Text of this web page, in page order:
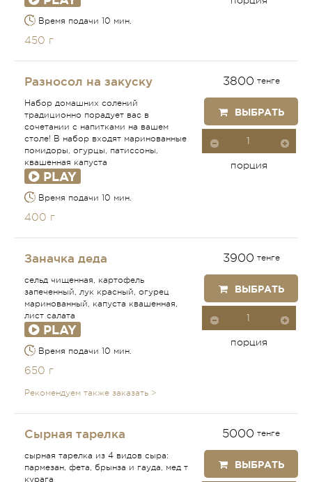
Время подачи 10 мин.
450 г
Разносол на закуску
Набор домашних солений
традиционно порадует вас в
сочетании с напитками на вашем
столе! В набор входят маринованные
помидоры, огурцы, патиссоны,
квашенная капуста
PLAY
Время подачи 10 мин.
400 г
3800 тенге
ВЫБРАТЬ
порция
Заначка деда
сельд чищенная, картофель
запеченный, лук красный, огурец
маринованный, капуста квашенная,
лист салата
PLAY
Время подачи 10 мин.
650 г
Рекомендуем также заказать >
3900 тенге
ВЫБРАТЬ
порция
Сырная тарелка
сырная тарелка из 4 видов сыра:
пармезан, фета, брынза и гауда, мед т
курага
5000 тенге
ВЫБРАТЬ